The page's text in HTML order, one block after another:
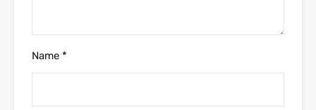
Name *